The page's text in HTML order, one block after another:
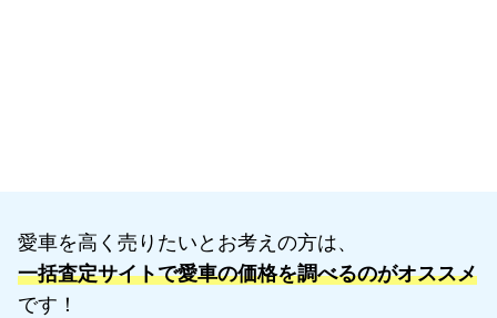
愛車を高く売りたいとお考えの方は、
一括査定サイトで愛車の価格を調べるのがオススメ
です！